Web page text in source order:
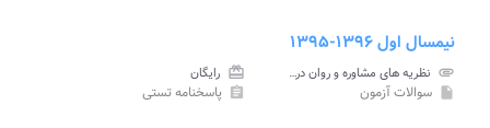
نیمسال اول ۱۳۹۶-۱۳۹۵
attachment نظریه های مشاوره و روان درمانی ۱ پیام نور card_giftcard رایگان
insert_drive_file سوالات آزمون assignment پاسخنامه تستی